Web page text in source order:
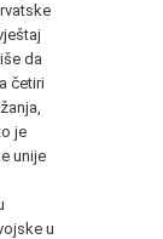
da
četiri
je
unije
u